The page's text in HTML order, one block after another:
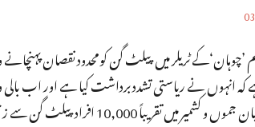
’چوہان‘کے ٹریلر میں پیلٹ گن کومحدود نقصان
سے 2016 کے درمیان جموں و